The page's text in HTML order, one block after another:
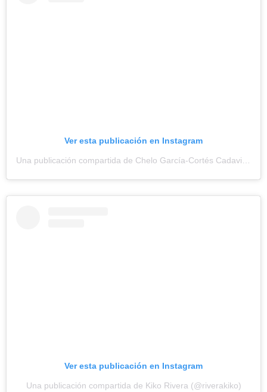
Ver esta publicación en Instagram
Ver esta publicación en Instagram
Una publicación compartida de Kiko Rivera (@riverakiko)